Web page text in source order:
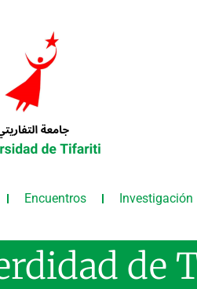
Encuentros Investigación
de